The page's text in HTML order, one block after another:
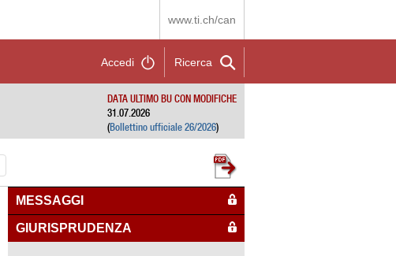
www.ti.ch/can
Ricerca
Accedi
DATA ULTIMO BU CON MODIFICHE
31.07.2026
(Bollettino ufficiale 26/2026)
MESSAGGI
GIURISPRUDENZA